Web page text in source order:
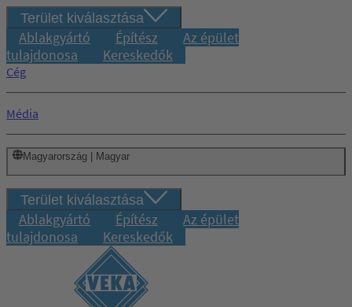
Terület kiválasztása
Ablakgyártó Építész
Az épület
tulajdonosa
Kereskedők
Cég
Média
Magyarország | Magyar
Terület kiválasztása
Ablakgyártó Építész
Az épület
tulajdonosa
Kereskedők